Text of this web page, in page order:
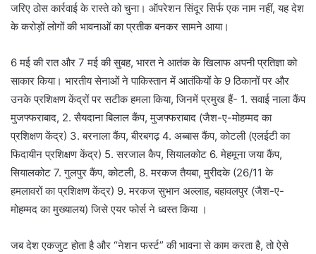
जरिए ठोस कार्रवाई के रास्ते को चुना। ऑपरेशन सिंदूर सिर्फ एक नाम नहीं, यह देश
के करोड़ों लोगों की भावनाओं का प्रतीक बनकर सामने आया।
6 मई की रात और 7 मई की सुबह, भारत ने आतंक के खिलाफ अपनी प्रतिज्ञा को
साकार किया। भारतीय सेनाओं ने पाकिस्तान में आतंकियों के 9 ठिकानों पर और
उनके प्रशिक्षण केंद्रों पर सटीक हमला किया, जिनमें प्रमुख हैं- 1. सवाई नाला कैंप
मुजफ्फराबाद, 2. सैयदाना बिलाल कैंप, मुजफ्फराबाद (जैश-ए-मोहम्मद का
प्रशिक्षण केंद्र) 3. बरनाला कैंप, बीरबगढ़ 4. अब्‍बास कैंप, कोटली (एलईटी का
फिदायीन प्रशिक्षण केंद्र) 5. सरजाल कैप, सियालकोट 6. मेहमूना जया कैंप,
सियालकोट 7. गुलपुर कैंप, कोटली, 8. मरकज तैयबा, मुरीदके (26/11 के
हमलावरों का प्रशिक्षण केंद्र) 9. मरकज सुभान अल्लाह, बहावलपुर (जैश-ए-
मोहम्मद का मुख्यालय) जिसे एयर फोर्स ने ध्वस्त किया ।
जब देश एकजुट होता है और “नेशन फर्स्ट” की भावना से काम करता है, तो ऐसे